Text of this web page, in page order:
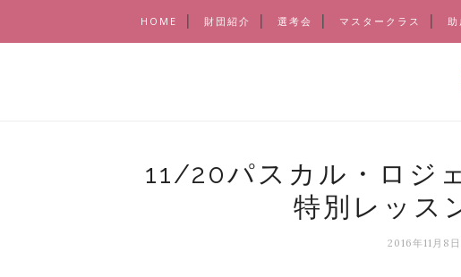
HOME 財団紹介 選考会 マスタークラス 助
11/20パスカル・ロジ
特別レッス
2016年11月8